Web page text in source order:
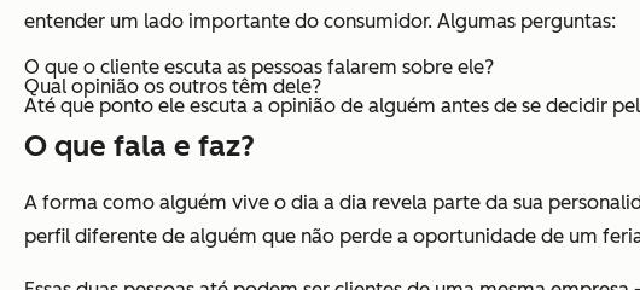
entender um lado importante do consumidor. Algumas perguntas:
O que o cliente escuta as pessoas falarem sobre ele?
Qual opinião os outros têm dele?
Até que ponto ele escuta a opinião de alguém antes de se decidir
O que fala e faz?
A forma como alguém vive o dia a dia revela parte da sua
perfil diferente de alguém que não perde a oportunidade de um